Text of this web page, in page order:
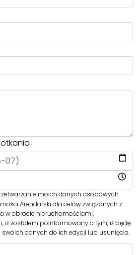
moich danych osobowych
Arendarski dla celów związanych z
w obrocie nieruchomościami,
iż zostałem poinformowany o tym, iż będę
danych do ich edycji lub usunięcia.